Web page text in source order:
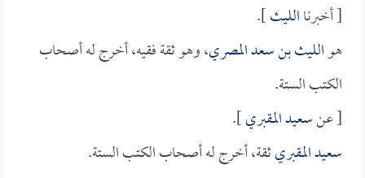
[ أخبرناالليث].
هوالليث بن سعد المصري، وهو ثقة فقيه، أخرج له أصحاب
الكتب الستة.
[ عنسعيد المقبري].
سعيد المقبريثقة، أخرج له أصحاب الكتب الستة.